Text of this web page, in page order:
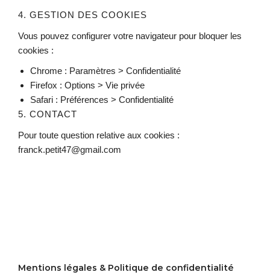
4. GESTION DES COOKIES
Vous pouvez configurer votre navigateur pour bloquer les
cookies :
Chrome : Paramètres > Confidentialité
Firefox : Options > Vie privée
Safari : Préférences > Confidentialité
5. CONTACT
Pour toute question relative aux cookies :
franck.petit47@gmail.com
Mentions légales & Politique de confidentialité